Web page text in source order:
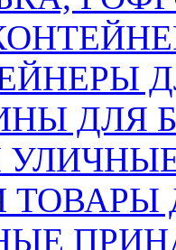
ДЛЯ
ТОВАРЫ